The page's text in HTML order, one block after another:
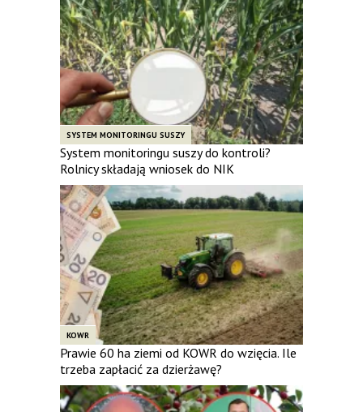
SYSTEM MONITORINGU SUSZY
System monitoringu suszy do kontroli?
Rolnicy składają wniosek do NIK
KOWR
Prawie 60 ha ziemi od KOWR do wzięcia. Ile
trzeba zapłacić za dzierżawę?